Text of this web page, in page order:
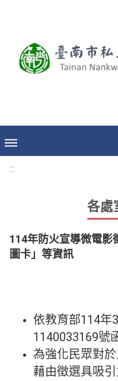
:::
各處
114年防火宣導微電影
圖卡」等資訊
依教育部114年
1140033169號
為強化民眾對
藉由徵選具吸